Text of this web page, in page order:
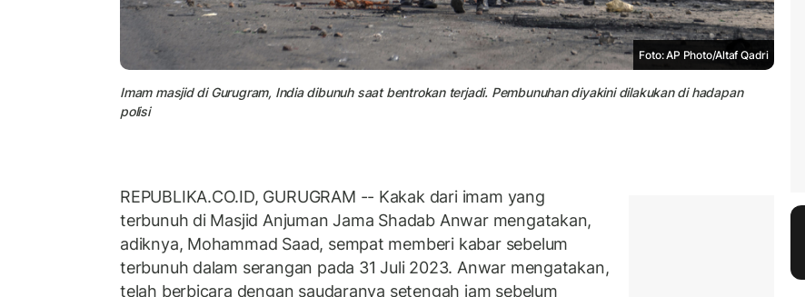
Foto: AP Photo/Altaf Qadri
Imam masjid di Gurugram, India dibunuh saat bentrokan terjadi. Pembunuhan diyakini dilakukan di hadapan
polisi
REPUBLIKA.CO.ID, GURUGRAM -- Kakak dari imam yang
terbunuh di Masjid Anjuman Jama Shadab Anwar mengatakan,
adiknya, Mohammad Saad, sempat memberi kabar sebelum
terbunuh dalam serangan pada 31 Juli 2023. Anwar mengatakan,
telah berbicara dengan saudaranya setengah jam sebelum